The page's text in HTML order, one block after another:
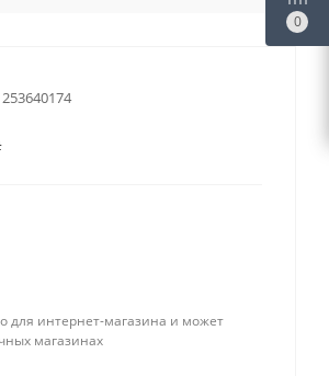
253640174
для интернет-магазина и может
магазинах
0